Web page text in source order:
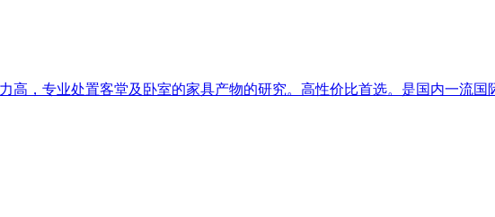
高，专业处置客堂及卧室的家具产物的研究。高性价比首选。是国内一流国